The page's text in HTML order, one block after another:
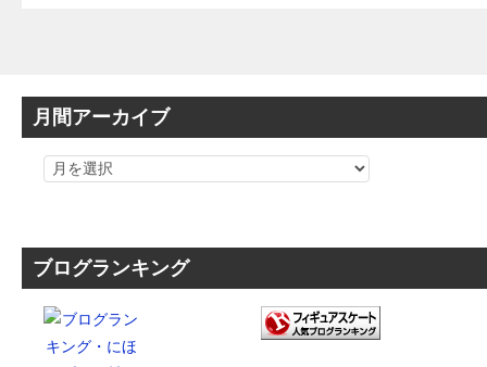
月間アーカイブ
ブログランキング